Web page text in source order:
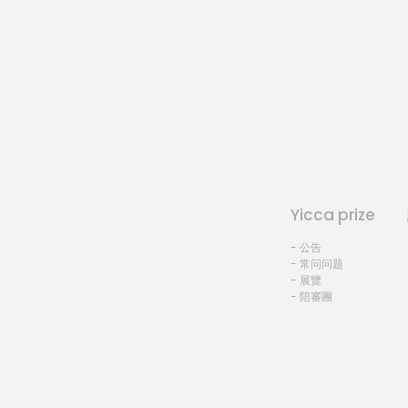
Yicca prize
- 公告
- 常问问题
- 展覽
- 陪審團